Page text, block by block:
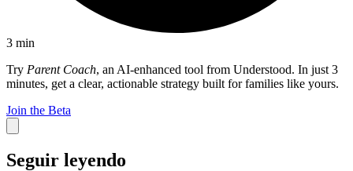
3 min
Try Parent Coach, an AI-enhanced tool from Understood. In just 3
minutes, get a clear, actionable strategy built for families like yours.
Join the Beta
Seguir leyendo